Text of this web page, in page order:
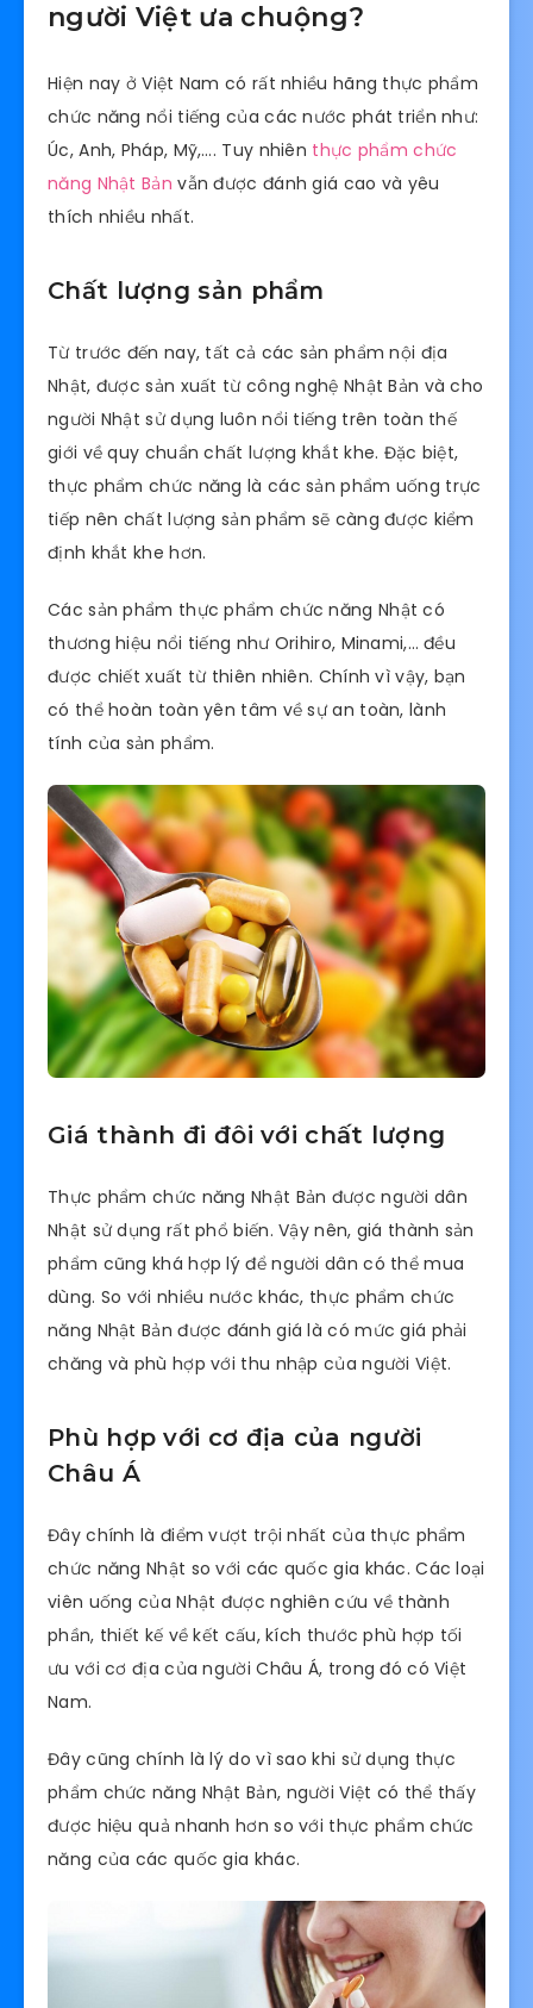
người Việt ưa chuộng?
Hiện nay ở Việt Nam có rất nhiều hãng thực phẩm
chức năng nổi tiếng của các nước phát triển như:
Úc, Anh, Pháp, Mỹ,…. Tuy nhiên thực phẩm chức
năng Nhật Bản vẫn được đánh giá cao và yêu
thích nhiều nhất.
Chất lượng sản phẩm
Từ trước đến nay, tất cả các sản phẩm nội địa
Nhật, được sản xuất từ công nghệ Nhật Bản và cho
người Nhật sử dụng luôn nổi tiếng trên toàn thế
giới về quy chuẩn chất lượng khắt khe. Đặc biệt,
thực phẩm chức năng là các sản phẩm uống trực
tiếp nên chất lượng sản phẩm sẽ càng được kiểm
định khắt khe hơn.
Các sản phẩm thực phẩm chức năng Nhật có
thương hiệu nổi tiếng như Orihiro, Minami,… đều
được chiết xuất từ thiên nhiên. Chính vì vậy, bạn
có thể hoàn toàn yên tâm về sự an toàn, lành
tính của sản phẩm.
Giá thành đi đôi với chất lượng
Thực phẩm chức năng Nhật Bản được người dân
Nhật sử dụng rất phổ biến. Vậy nên, giá thành sản
phẩm cũng khá hợp lý để người dân có thể mua
dùng. So với nhiều nước khác, thực phẩm chức
năng Nhật Bản được đánh giá là có mức giá phải
chăng và phù hợp với thu nhập của người Việt.
Phù hợp với cơ địa của người
Châu Á
Đây chính là điểm vượt trội nhất của thực phẩm
chức năng Nhật so với các quốc gia khác. Các loại
viên uống của Nhật được nghiên cứu về thành
phần, thiết kế về kết cấu, kích thước phù hợp tối
ưu với cơ địa của người Châu Á, trong đó có Việt
Nam.
Đây cũng chính là lý do vì sao khi sử dụng thực
phẩm chức năng Nhật Bản, người Việt có thể thấy
được hiệu quả nhanh hơn so với thực phẩm chức
năng của các quốc gia khác.